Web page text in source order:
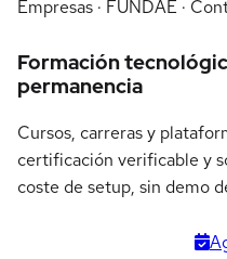
Empresas · FUNDAE ·
Formación
permanencia
Cursos, carreras y
certificación verificable y
coste de setup, sin demo